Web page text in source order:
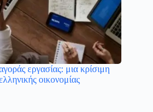
εργασίας: μια κρίσιμη
οικονομίας